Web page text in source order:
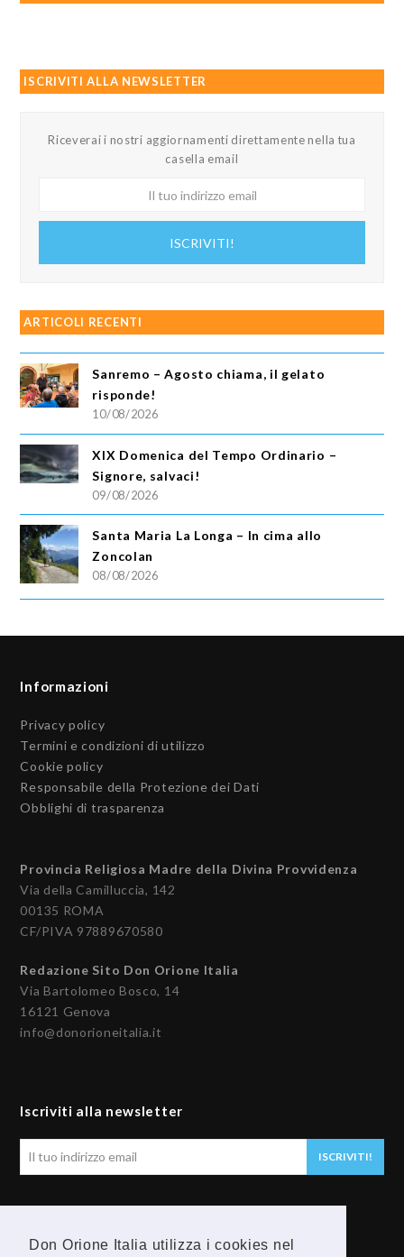
Don Orione Italia utilizza i cookies nel
ISCRIVITI ALLA NEWSLETTER
Riceverai i nostri aggiornamenti direttamente nella tua
casella email
ISCRIVITI!
ARTICOLI RECENTI
Sanremo – Agosto chiama, il gelato
risponde!
10/08/2026
XIX Domenica del Tempo Ordinario –
Signore, salvaci!
09/08/2026
Santa Maria La Longa – In cima allo
Zoncolan
08/08/2026
Informazioni
Privacy policy
Termini e condizioni di utilizzo
Cookie policy
Responsabile della Protezione dei Dati
Obblighi di trasparenza
Provincia Religiosa Madre della Divina Provvidenza
Via della Camilluccia, 142
00135 ROMA
CF/PIVA 97889670580
Redazione Sito Don Orione Italia
Via Bartolomeo Bosco, 14
16121 Genova
info@donorioneitalia.it
Iscriviti alla newsletter
ISCRIVITI!